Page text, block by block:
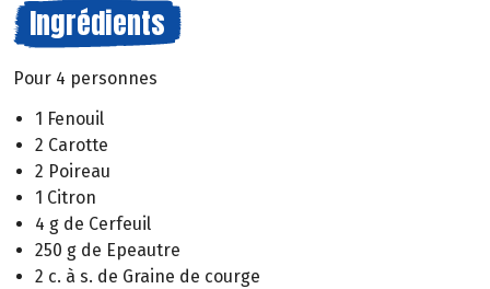
Ingrédients
Pour 4 personnes
1 Fenouil
2 Carotte
2 Poireau
1 Citron
4 g de Cerfeuil
250 g de Epeautre
2 c. à s. de Graine de courge